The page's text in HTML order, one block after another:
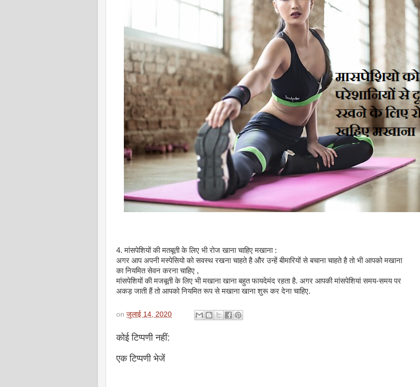
4. मांसपेशियों की मतबूती के लिए भी रोज खाना चाहिए मखाना :
अगर आप अपनी मस्पेसियो को सवस्थ रखना चाहते है और उन्हें बीमारियों से बचाना चाहते है तो भी आपको मखाना
का नियमित सेवन करना चाहिए ,
मांसपेशियों की मजबूती के लिए भी मखाना खाना बहुत फायदेमंद रहता है. अगर आपकी मांसपेशि‍यां समय-समय पर
अकड़ जाती हैं तो आपको नियमित रूप से मखाना खाना शुरू कर देना चाहिए.
on जुलाई 14, 2020
कोई टिप्पणी नहीं:
एक टिप्पणी भेजें